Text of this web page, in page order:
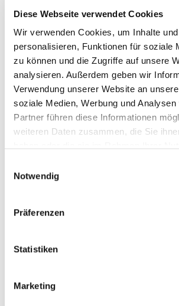
Diese Webseite verwendet Cookies
Wir verwenden Cookies, um Inhalte
personalisieren, Funktionen für soziale
zu können und die Zugriffe auf unsere
analysieren. Außerdem geben wir
Verwendung unserer Website an
soziale Medien, Werbung und
Partner führen diese Informationen
weiteren Daten zusammen, die Sie
Notwendig
Präferenzen
Statistiken
Marketing
Aufgaben & Ziele
Aufgabenstellung
Our client, a renowned
consultancy, with a
for an international bank is
conceptualize an appropriate
for the rundown of the bank.
Conceptualizing an
Implementing of processes
retention of documents,